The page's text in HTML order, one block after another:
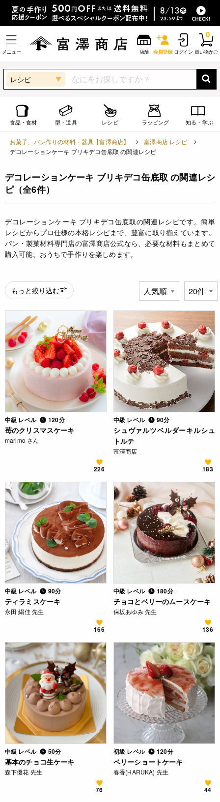
メニュー 店舗 会員登録 ログイン 買い物かご
0
レシピ
食品・食材 型・道具 レシピ ラッピング 知る・学ぶ
お菓子、パン作りの材料・器具【富澤商店】
富澤商店 レシピ
デコレーションケーキ ブリキデコ缶底取 の関連レシピ
デコレーションケーキ ブリキデコ缶底取 の関連レシ
ピ（全6件）
デコレーションケーキ ブリキデコ缶底取の関連レシピです。簡単
レシピからプロ仕様の本格レシピまで、豊富に取り揃えています。
パン・製菓材料専門店の富澤商店公式なら、必要な材料もまとめて
購入可能。おうちで手作りを楽しめます。
もっと絞り込む
中級 レベル 120分
苺のクリスマスケーキ
marimo さん
226
中級 レベル 90分
シュヴァルツベルダーキルシュ
トルテ
富澤商店
183
中級 レベル 90分
ティラミスケーキ
永田 絹佳 先生
166
中級 レベル 180分
チョコとベリーのムースケーキ
保坂あゆみ 先生
136
中級 レベル 50分
基本のチョコ生ケーキ
森下優花 先生
76
初級 レベル 120分
ベリーショートケーキ
春香(HARUKA) 先生
44